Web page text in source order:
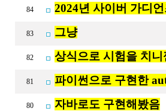
84 2024년 사이버 가디
83 그냥
82 상식으로 시험을 치니
81 파이썬으로 구현한
80 자바로도 구현해봤음